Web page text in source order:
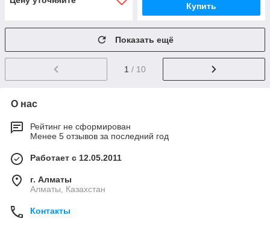
Купить
Показать ещё
1 / 10
О нас
Рейтинг не сформирован
Менее 5 отзывов за последний год
Работает с 12.05.2011
г. Алматы
Алматы, Казахстан
Контакты